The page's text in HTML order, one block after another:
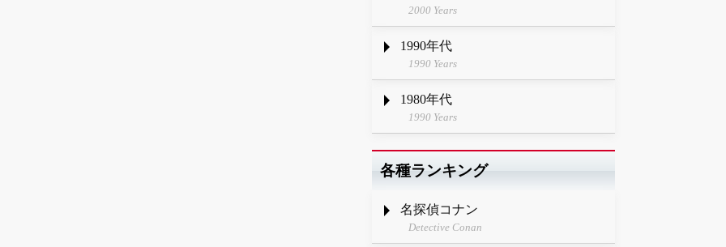
2000 Years
1990年代
1990 Years
1980年代
1990 Years
各種ランキング
名探偵コナン
Detective Conan